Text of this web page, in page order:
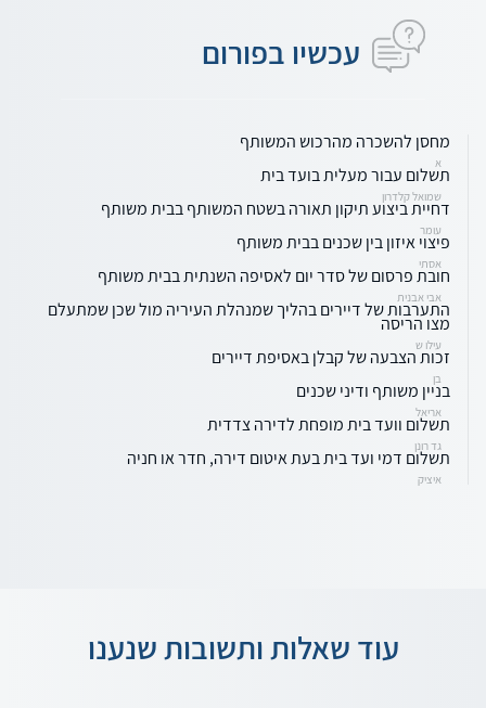
עכשיו בפורום
מחסן להשכרה מהרכוש המשותף
א
תשלום עבור מעלית בועד בית
שמואל קלדרון
דחיית ביצוע תיקון תאורה בשטח המשותף בבית משותף
עומר
פיצוי איזון בין שכנים בבית משותף
אסתי
חובת פרסום של סדר יום לאסיפה השנתית בבית משותף
אבי אבנית
התערבות של דיירים בהליך שמנהלת העיריה מול שכן שמתעלם
מצו הריסה
עילו ש
זכות הצבעה של קבלן באסיפת דיירים
בן
בניין משותף ודיני שכנים
אריאל
תשלום וועד בית מופחת לדירה צדדית
גד רונן
תשלום דמי ועד בית בעת איטום דירה, חדר או חניה
איציק
עוד שאלות ותשובות שנענו